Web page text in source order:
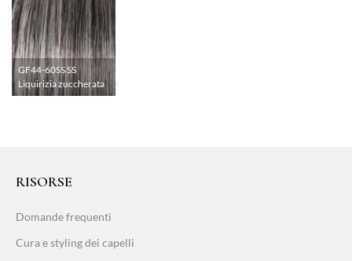
GF44-60SS SS
Liquirizia zuccherata
RISORSE
Domande frequenti
Cura e styling dei capelli